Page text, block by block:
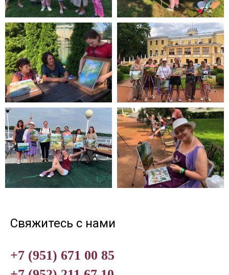
Свяжитесь с нами
+7 (951) 671 00 85